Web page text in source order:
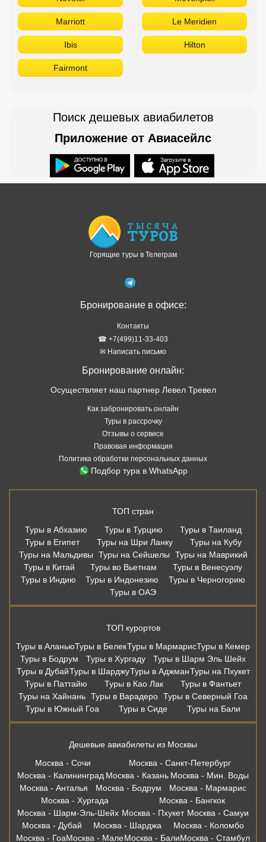
Marriott Le Meridien
Ibis Hilton
Fairmont
Поиск дешевых авиабилетов
Приложение от Авиасейлс
Горящие туры в Телеграм
Бронирование в офисе:
Контакты
☎ +7(499)11-33-403
✉ Написать письмо
Бронирование онлайн:
Осуществляет наш партнер Левел Тревел
Как забронировать онлайн
Туры в рассрочку
Отзывы о сервисе
Правовая информация
Политика обработки персональных данных
Подбор тура в WhatsApp
ТОП стран
Туры в Абхазию
Туры в Турцию
Туры в Таиланд
Туры в Египет
Туры на Шри Ланку
Туры на Кубу
Туры на Мальдивы
Туры на Сейшелы
Туры на Маврикий
Туры в Китай
Туры во Вьетнам
Туры в Венесуэлу
Туры в Индию
Туры в Индонезию
Туры в Черногорию
Туры в ОАЭ
ТОП курортов
Туры в АланьюТуры в БелекТуры в МармарисТуры в Кемер
Туры в Бодрум
Туры в Хургаду
Туры в Шарм Эль Шейх
Туры в ДубайТуры в ШарджуТуры в АджманТуры на Пхукет
Туры в Паттайю
Туры в Као Лак
Туры в Фантьет
Туры на Хайнань Туры в Варадеро Туры в Северный Гоа
Туры в Южный Гоа
Туры в Сиде Туры на Бали
Дешевые авиабилеты из Москвы
Москва - Сочи
Москва - Санкт-Петербург
Москва - Калининград Москва - Казань Москва - Мин. Воды
Москва - Анталья
Москва - Бодрум
Москва - Мармарис
Москва - Хургада
Москва - Бангкок
Москва - Шарм-Эль-Шейх Москва - Пхукет Москва - Самуи
Москва - Дубай
Москва - Шарджа
Москва - Коломбо
Москва - ГоаМосква - МалеМосква - БалиМосква - Стамбул